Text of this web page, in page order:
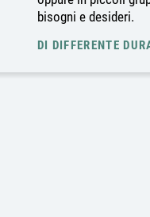
bisogni e desideri.
DI DIFFERENTE